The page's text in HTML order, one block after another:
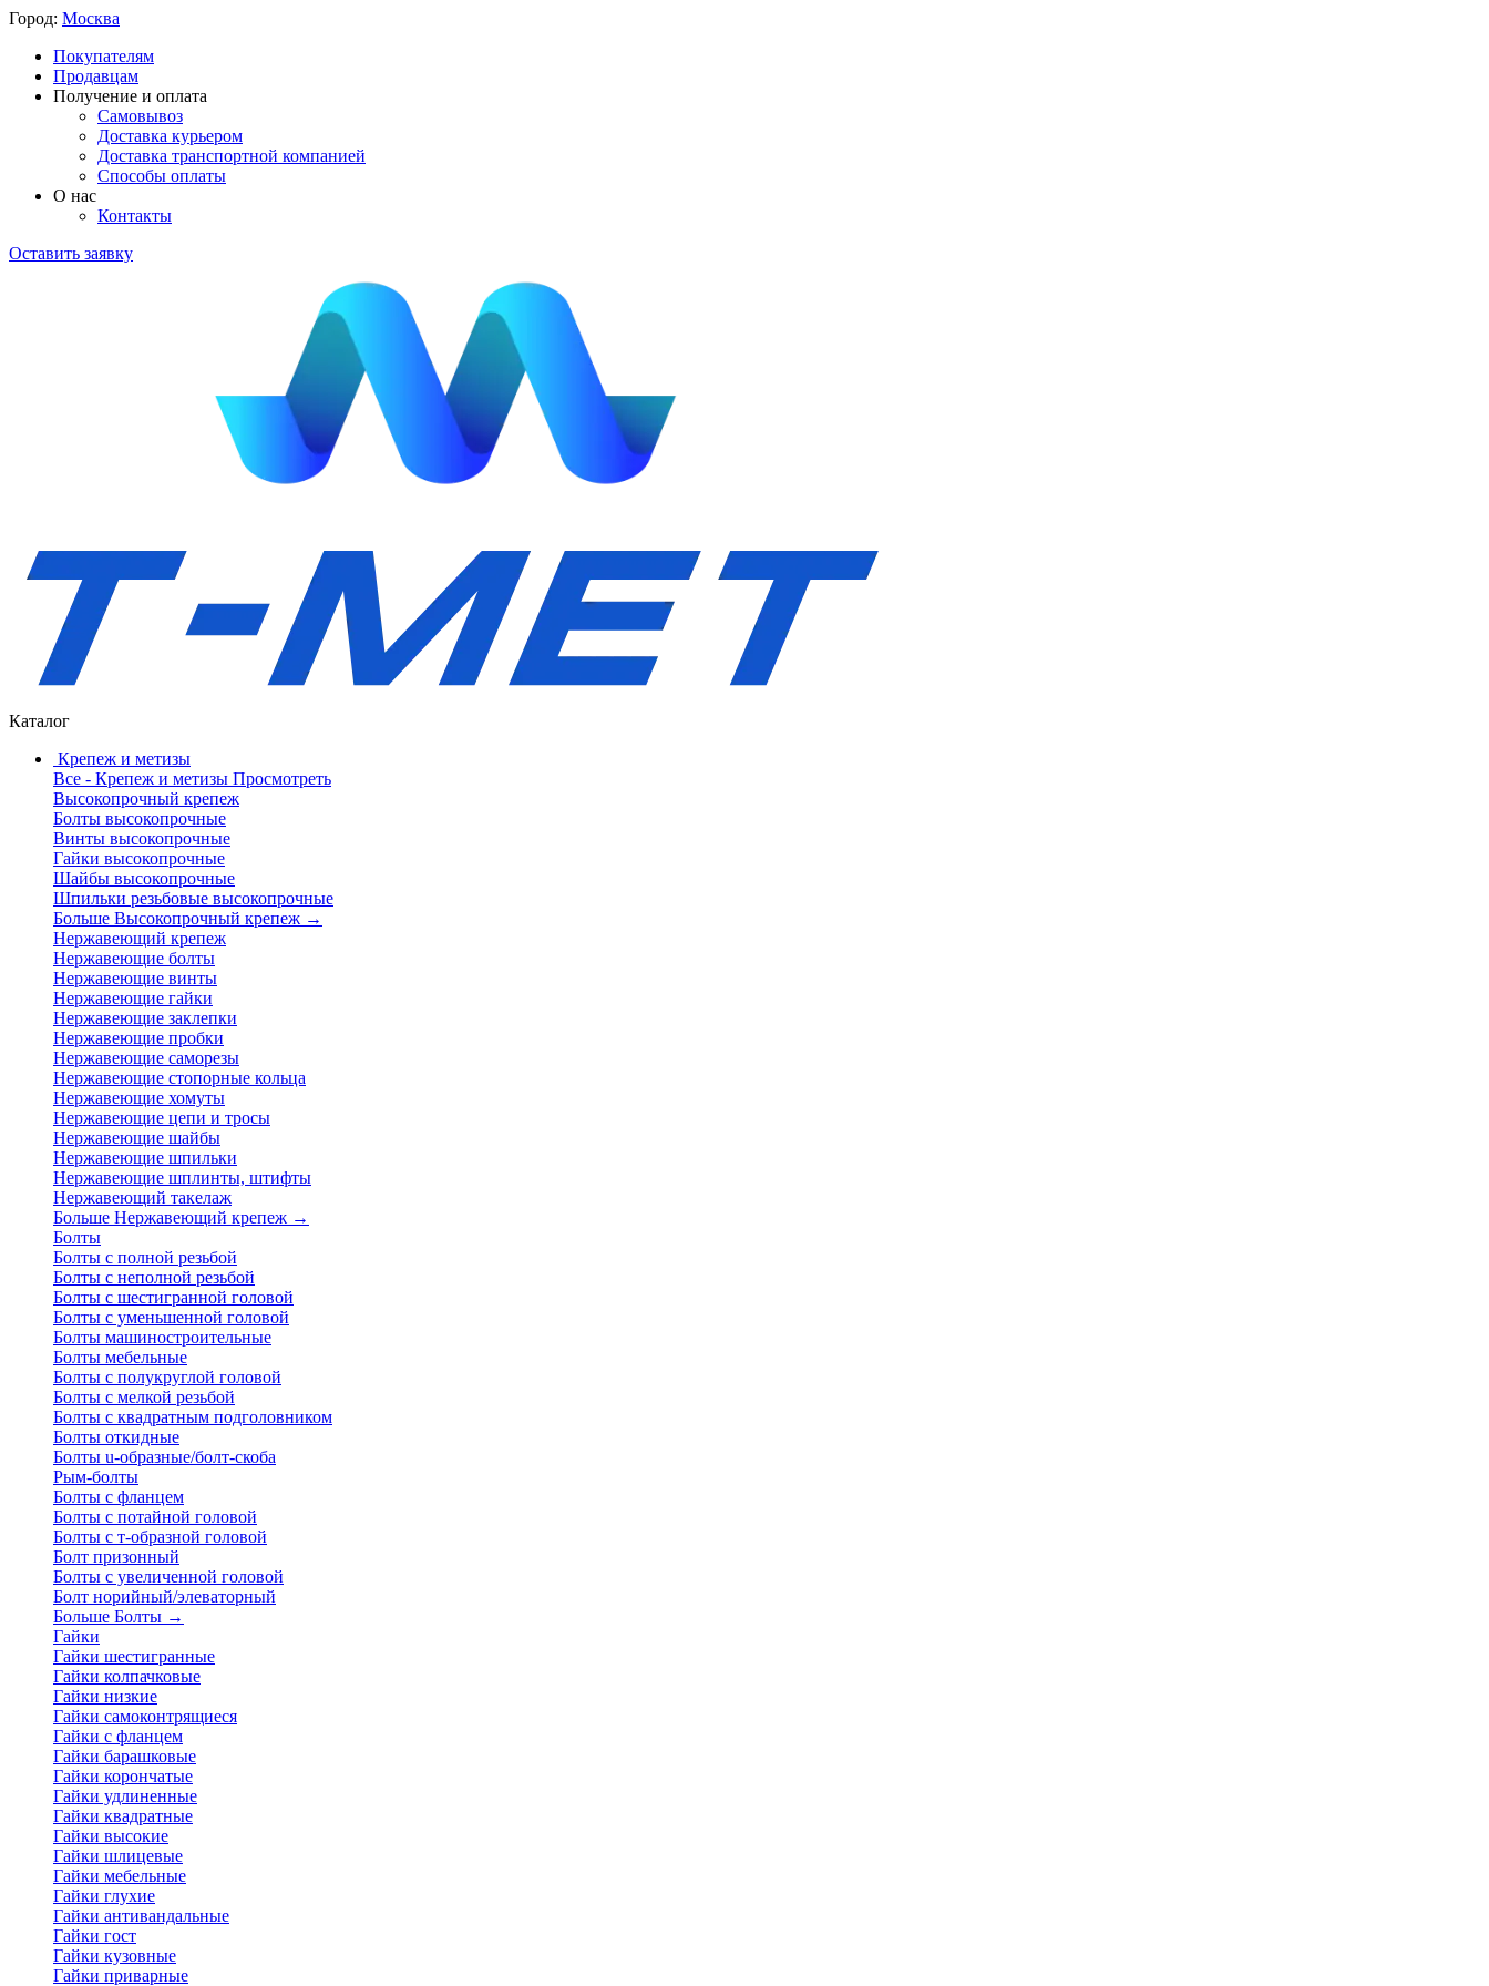
Город: Москва
Покупателям
Продавцам
Получение и оплата
Самовывоз
Доставка курьером
Доставка транспортной компанией
Способы оплаты
О нас
Контакты
Оставить заявку
Каталог
Крепеж и метизы
Все - Крепеж и метизы Просмотреть
Высокопрочный крепеж
Болты высокопрочные
Винты высокопрочные
Гайки высокопрочные
Шайбы высокопрочные
Шпильки резьбовые высокопрочные
Больше Высокопрочный крепеж →
Нержавеющий крепеж
Нержавеющие болты
Нержавеющие винты
Нержавеющие гайки
Нержавеющие заклепки
Нержавеющие пробки
Нержавеющие саморезы
Нержавеющие стопорные кольца
Нержавеющие хомуты
Нержавеющие цепи и тросы
Нержавеющие шайбы
Нержавеющие шпильки
Нержавеющие шплинты, штифты
Нержавеющий такелаж
Больше Нержавеющий крепеж →
Болты
Болты с полной резьбой
Болты с неполной резьбой
Болты с шестигранной головой
Болты с уменьшенной головой
Болты машиностроительные
Болты мебельные
Болты с полукруглой головой
Болты с мелкой резьбой
Болты с квадратным подголовником
Болты откидные
Болты u-образные/болт-скоба
Рым-болты
Болты с фланцем
Болты с потайной головой
Болты с т-образной головой
Болт призонный
Болты с увеличенной головой
Болт норийный/элеваторный
Больше Болты →
Гайки
Гайки шестигранные
Гайки колпачковые
Гайки низкие
Гайки самоконтрящиеся
Гайки с фланцем
Гайки барашковые
Гайки корончатые
Гайки удлиненные
Гайки квадратные
Гайки высокие
Гайки шлицевые
Гайки мебельные
Гайки глухие
Гайки антивандальные
Гайки гост
Гайки кузовные
Гайки приварные